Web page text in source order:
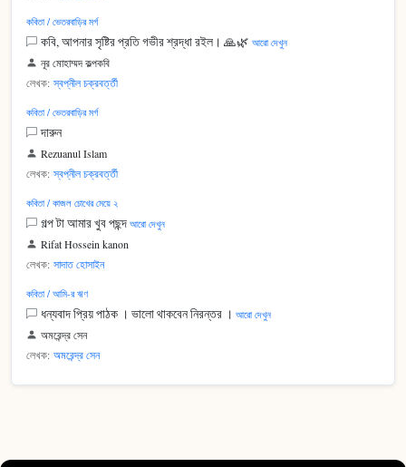
কবিতা / ভেতরবাড়ির মর্গ
কবি, আপনার সৃষ্টির প্রতি গভীর শ্রদ্ধা রইল। 🙏🌿 আরো দেখুন
নূর মোহাম্মদ কল্পকবি
লেখক: স্বপ্নীল চক্রবর্ত্তী
কবিতা / ভেতরবাড়ির মর্গ
দারুন
Rezuanul Islam
লেখক: স্বপ্নীল চক্রবর্ত্তী
কবিতা / কাজল চোখের মেয়ে ২
গল্প টা আমার খুব পছন্দ আরো দেখুন
Rifat Hossein kanon
লেখক: সাদাত হোসাইন
কবিতা / আমি-র ঋণ
ধন্যবাদ প্রিয় পাঠক । ভালো থাকবেন নিরন্তর । আরো দেখুন
অমরেন্দ্র সেন
লেখক: অমরেন্দ্র সেন